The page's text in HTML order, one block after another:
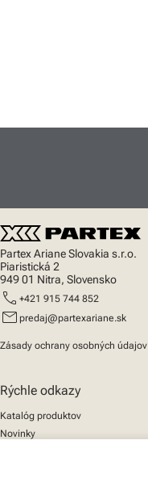
Partex Ariane Slovakia s.r.o.
Piaristická 2
949 01 Nitra, Slovensko
call +421 915 744 852
mail predaj@partexariane.sk
Zásady ochrany osobných údajov
Rýchle odkazy
Katalóg produktov
Novinky